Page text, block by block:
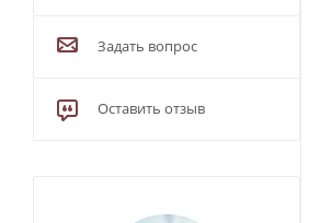
Задать вопрос
Оставить отзыв